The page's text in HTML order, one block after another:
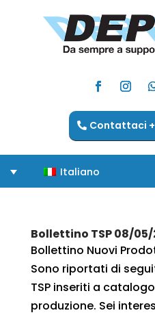
Contattaci
Italiano
Bollettino TSP 08/05/
Bollettino Nuovi
Sono riportati di
TSP inseriti a
produzione. Sei